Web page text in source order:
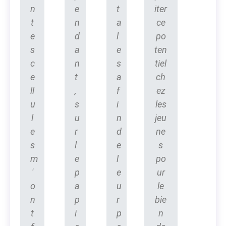
n
t
e
s
c
e
ll
u
l
e
s
m
'
o
n
t
e
n
d
a
n
t
,
s
u
r
l
e
p
a
p
i
t
a
l
e
s
a
f
i
n
d
e
l
e
u
r
p
iter
ce
po
ten
tiel
ch
ez
les
jeu
ne
s
po
ur
le
bie
n